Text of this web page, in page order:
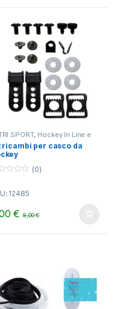
possono essere
SPORT, Hockey In Line e
ricambi per casco da
(0)
12485
€ 8,00€